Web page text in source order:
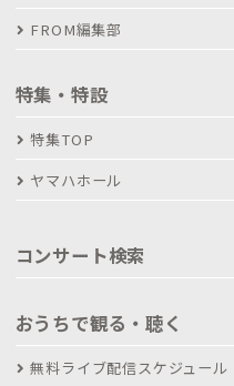
FROM編集部
特集・特設
特集TOP
ヤマハホール
コンサート検索
おうちで観る・聴く
無料ライブ配信スケジュール